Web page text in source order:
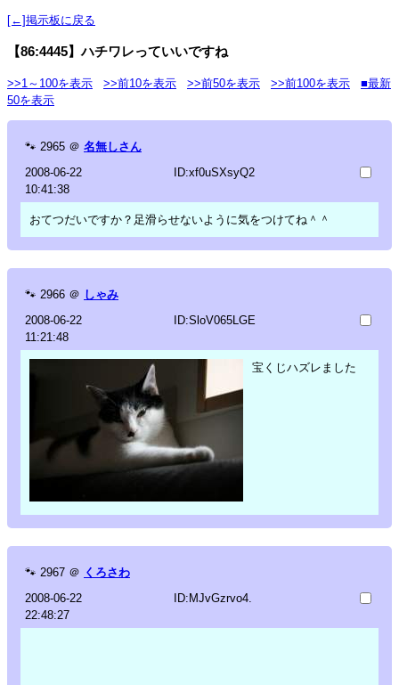
[←]掲示板に戻る
【86:4445】ハチワレっていいですね
>>1～100を表示 >>前10を表示 >>前50を表示 >>前100を表示
■最新
50を表示
🐾 2965 ＠ 名無しさん
2008-06-22
10:41:38
ID:xf0uSXsyQ2
おてつだいですか？足滑らせないように気をつけてね＾＾
🐾 2966 ＠ しゃみ
2008-06-22
11:21:48
ID:SloV065LGE
宝くじハズレました
🐾 2967 ＠ くろさわ
2008-06-22
22:48:27
ID:MJvGzrvo4.